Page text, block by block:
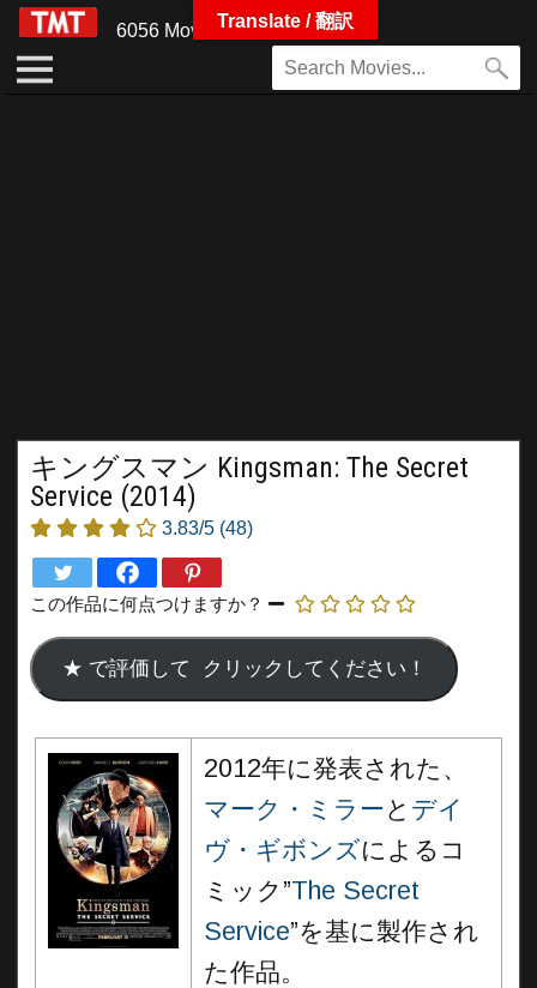
6056 Movies
キングスマン Kingsman: The Secret
Service (2014)
3.83/5 (48)
この作品に何点つけますか？
2012年に発表された、
マーク・ミラーと デイ
ヴ・ギボンズによるコ
ミック”The Secret
Service”を基に製作され
た作品。
Translate / 翻訳